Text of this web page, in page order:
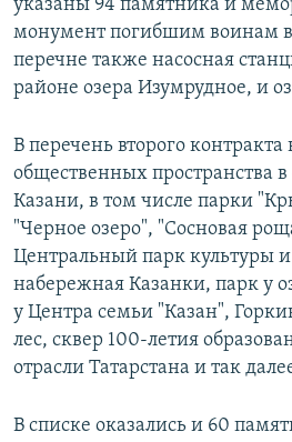
указаны 94 памятника и
монумент погибшим воинам в
перечне также насосная
районе озера Изумрудное, и
В перечень второго контракта
общественных пространства
Казани, в том числе парки
"Черное озеро", "Сосновая
Центральный парк культуры
набережная Казанки, парк у
у Центра семьи "Казан",
лес, сквер 100-летия
отрасли Татарстана и так
В списке оказались и 60